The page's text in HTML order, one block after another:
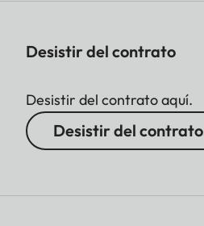
Desistir del contrato
Desistir del contrato aquí.
Desistir del contrato